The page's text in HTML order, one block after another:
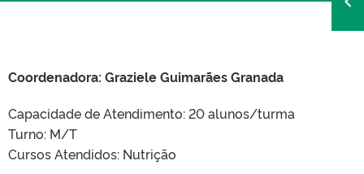
Coordenadora: Graziele Guimarães Granada
Capacidade de Atendimento: 20 alunos/turma
Turno: M/T
Cursos Atendidos: Nutrição